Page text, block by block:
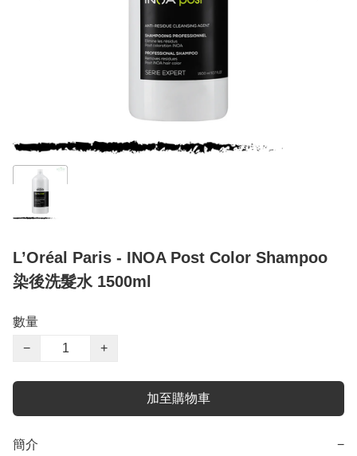
L’Oréal Paris - INOA Post Color Shampoo
染後洗髮水 1500ml
數量
−
+
加至購物車
簡介 −